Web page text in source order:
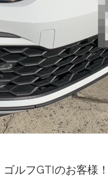
ルフGTIのお客様！